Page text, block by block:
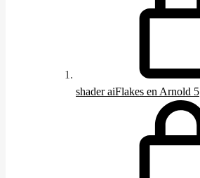
shader aiFlakes en Arnold 5